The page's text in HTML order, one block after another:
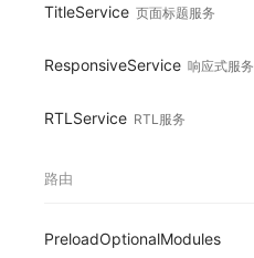
TitleService 页面标题服务
ResponsiveService 响应式服务
RTLService RTL服务
路由
PreloadOptionalModules